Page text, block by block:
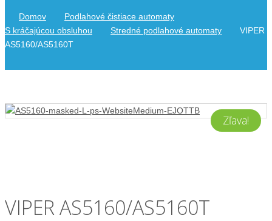
Domov
Podlahové čistiace automaty
S kráčajúcou obsluhou
Stredné podlahové automaty
VIPER
AS5160/AS5160T
Zľava!
VIPER AS5160/AS5160T